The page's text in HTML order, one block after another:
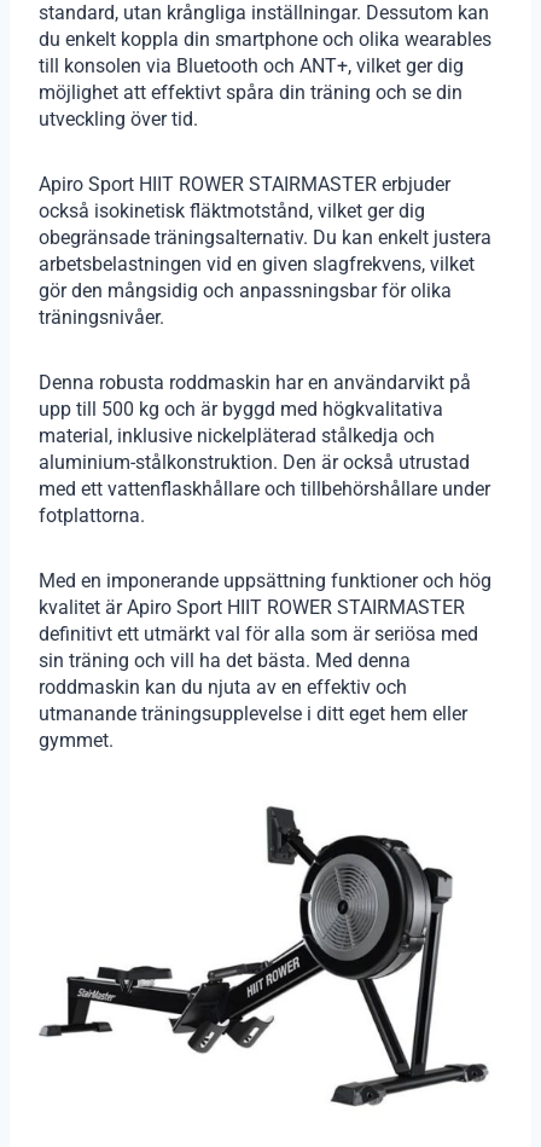
standard, utan krångliga inställningar. Dessutom kan
du enkelt koppla din smartphone och olika wearables
till konsolen via Bluetooth och ANT+, vilket ger dig
möjlighet att effektivt spåra din träning och se din
utveckling över tid.
Apiro Sport HIIT ROWER STAIRMASTER erbjuder
också isokinetisk fläktmotstånd, vilket ger dig
obegränsade träningsalternativ. Du kan enkelt justera
arbetsbelastningen vid en given slagfrekvens, vilket
gör den mångsidig och anpassningsbar för olika
träningsnivåer.
Denna robusta roddmaskin har en användarvikt på
upp till 500 kg och är byggd med högkvalitativa
material, inklusive nickelpläterad stålkedja och
aluminium-stålkonstruktion. Den är också utrustad
med ett vattenflaskhållare och tillbehörshållare under
fotplattorna.
Med en imponerande uppsättning funktioner och hög
kvalitet är Apiro Sport HIIT ROWER STAIRMASTER
definitivt ett utmärkt val för alla som är seriösa med
sin träning och vill ha det bästa. Med denna
roddmaskin kan du njuta av en effektiv och
utmanande träningsupplevelse i ditt eget hem eller
gymmet.